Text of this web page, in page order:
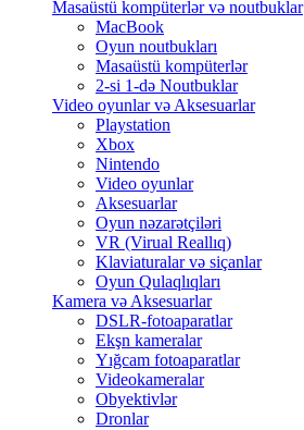
Masaüstü kompüterlər və noutbuklar
MacBook
Oyun noutbukları
Masaüstü kompüterlər
2-si 1-də Noutbuklar
Video oyunlar və Aksesuarlar
Playstation
Xbox
Nintendo
Video oyunlar
Aksesuarlar
Oyun nəzarətçiləri
VR (Virual Reallıq)
Klaviaturalar və siçanlar
Oyun Qulaqlıqları
Kamera və Aksesuarlar
DSLR-fotoaparatlar
Ekşn kameralar
Yığcam fotoaparatlar
Videokameralar
Obyektivlər
Dronlar